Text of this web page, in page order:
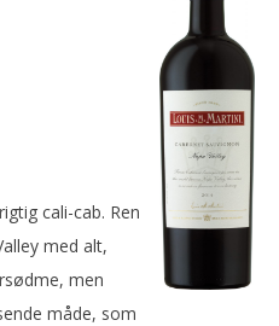
cali-cab. Ren
med alt,
men
måde, som